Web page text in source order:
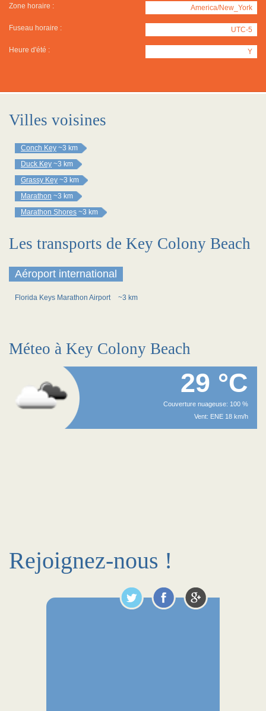
Zone horaire : America/New_York
Fuseau horaire : UTC-5
Heure d'été : Y
Villes voisines
Conch Key ~3 km
Duck Key ~3 km
Grassy Key ~3 km
Marathon ~3 km
Marathon Shores ~3 km
Les transports de Key Colony Beach
Aéroport international
Florida Keys Marathon Airport ~3 km
Méteo à Key Colony Beach
29 °C
Couverture nuageuse: 100 %
Vent: ENE 18 km/h
Rejoignez-nous !